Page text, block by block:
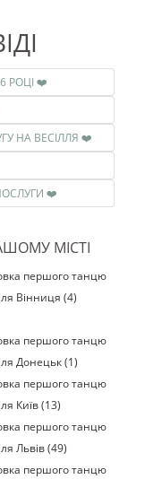
❤️ ЯКА СЕРЕДНЯ ЦІНА НА ПОСЛУГУ В 2026 РОЦІ ❤️
❤️ КОЛИ НЕОБХІДНО ЗАМОВЛЯТИ ПОСЛУГУ НА ВЕСІЛЛЯ ❤️
❤️ ЯК ПРАВИЛЬНО РОЗРАХУВАТИСЯ ЗА ПОСЛУГИ ❤️
МІСТІ
першого танцю
Вінниця (4)
першого танцю
Донецьк (1)
першого танцю
Київ (13)
першого танцю
Львів (49)
першого танцю